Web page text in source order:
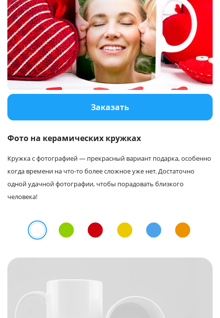
Фотоподарки
Багетная мастерская
Полиграфия
Услуги и сервис
Заказать
Фото на керамических кружках
Кружка с фотографией — прекрасный вариант подарка, особенно
когда времени на что-то более сложное уже нет. Достаточно
одной удачной фотографии, чтобы порадовать близкого
человека!